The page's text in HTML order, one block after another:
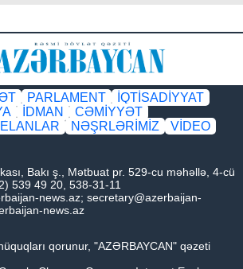
PARLAMENT
İQTİSADİYYAT
İDMAN
CƏMİYYƏT
ELANLAR NƏŞRLƏRİMİZ
VİDEO
Bakı ş., Mətbuat pr. 529-cu məhəllə, 4-cü
539 49 20, 538-31-11
news.az; secretary@azerbaijan-
news.az
qorunur, "AZƏRBAYCAN" qəzeti